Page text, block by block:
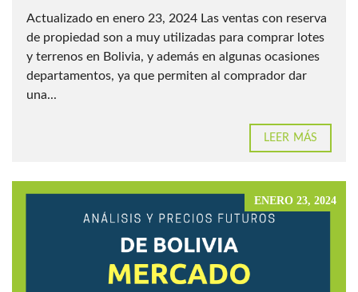
Actualizado en enero 23, 2024 Las ventas con reserva
de propiedad son a muy utilizadas para comprar lotes
y terrenos en Bolivia, y además en algunas ocasiones
departamentos, ya que permiten al comprador dar
una...
LEER MÁS
ENERO 23, 2024